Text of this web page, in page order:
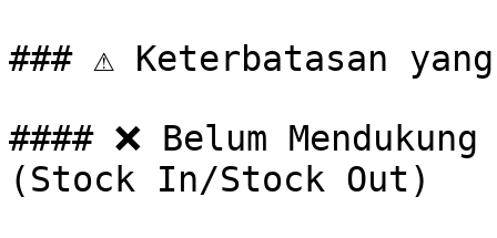
### ⚠️ Keterbatasan
#### ❌ Belum
(Stock In/Stock Out)